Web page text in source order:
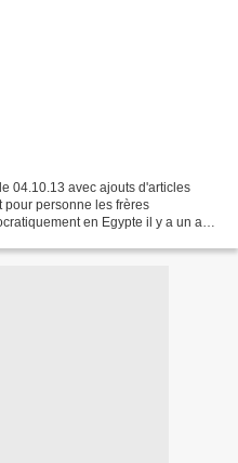
04.10.13 avec ajouts d'articles
pour personne les frères
en Egypte il y a un an,